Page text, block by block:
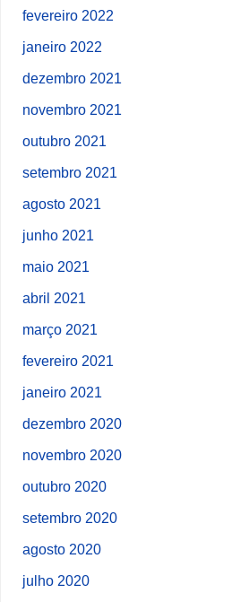
fevereiro 2022
janeiro 2022
dezembro 2021
novembro 2021
outubro 2021
setembro 2021
agosto 2021
junho 2021
maio 2021
abril 2021
março 2021
fevereiro 2021
janeiro 2021
dezembro 2020
novembro 2020
outubro 2020
setembro 2020
agosto 2020
julho 2020